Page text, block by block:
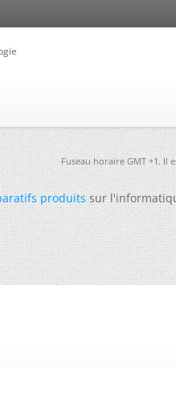
Fuseau horaire GMT +1. Il
produitssur